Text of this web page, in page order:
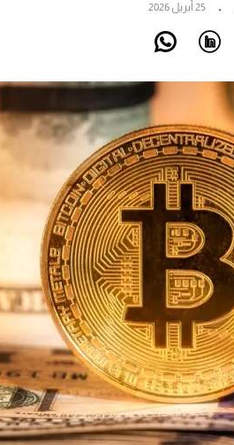
25 أبريل 2026